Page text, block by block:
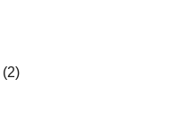
(2)